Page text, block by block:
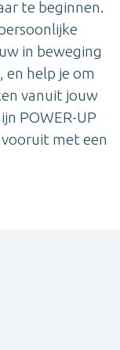
te beginnen.
in beweging
en help je om
vanuit jouw
POWER-UP
met een